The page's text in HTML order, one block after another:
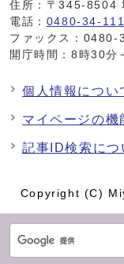
住所：〒345-8504
電話： 0480-34-
ファックス：0480-
開庁時間：8時30分
個人情報につい
マイページの機
記事ID検索につ
Copyright (C)